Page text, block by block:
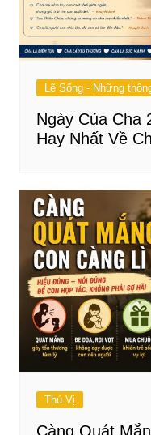
Lẽ Sống - Những
Ngày Của Cha
Hay Nhất Về
Thú Vị
Càng Quát